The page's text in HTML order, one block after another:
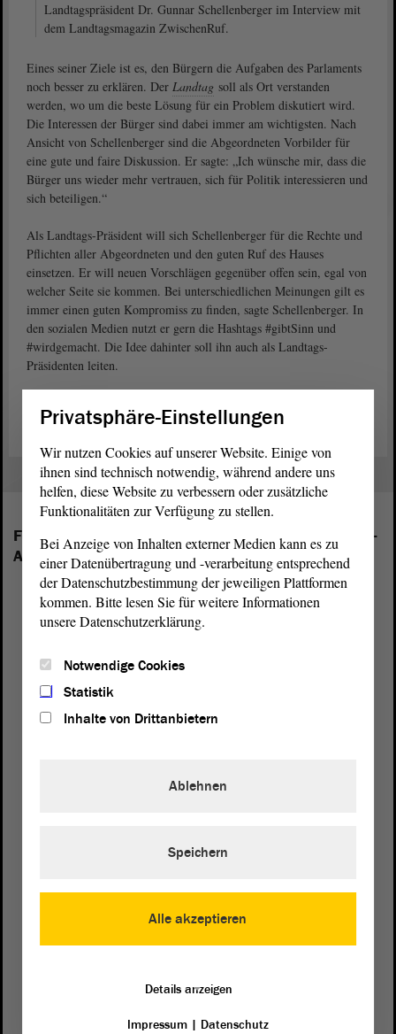
Landtagspräsident Dr. Gunnar Schellenberger im Interview mit
dem Landtagsmagazin ZwischenRuf.
Eines seiner Ziele ist es, den Bürgern die Aufgaben des Parlaments
noch besser zu erklären. Der Landtag soll als Ort verstanden
werden, wo um die beste Lösung für ein Problem diskutiert wird.
Die Interessen der Bürger sind dabei immer am wichtigsten. Nach
Ansicht von Schellenberger sind die Abgeordneten Vorbilder für
eine gute und faire Diskussion. Er sagte: „Ich wünsche mir, dass die
Bürger uns wieder mehr vertrauen, sich für Politik interessieren und
sich beteiligen.“
Als Landtags-Präsident will sich Schellenberger für die Rechte und
Pflichten aller Abgeordneten und den guten Ruf des Hauses
einsetzen. Er will neuen Vorschlägen gegenüber offen sein, egal von
welcher Seite sie kommen. Bei unterschiedlichen Meinungen gilt es
immer einen guten Kompromiss zu finden, sagte Schellenberger. In
den sozialen Medien nutzt er gern die Hashtags #gibtSinn und
#wirdgemacht. Die Idee dahinter soll ihn auch als Landtags-
Präsidenten leiten.
Folgende Fraktionen sind im Landtag von Sachsen-
Anhalt vertreten:
39104 Magdeburg
Wegbeschreibung
Auf Google Maps
Privatsphäre-Einstellungen
Wir nutzen Cookies auf unserer Website. Einige von
ihnen sind technisch notwendig, während andere uns
helfen, diese Website zu verbessern oder zusätzliche
Funktionalitäten zur Verfügung zu stellen.
Bei Anzeige von Inhalten externer Medien kann es zu
einer Datenübertragung und -verarbeitung entsprechend
der Datenschutzbestimmung der jeweiligen Plattformen
kommen. Bitte lesen Sie für weitere Informationen
unsere Datenschutzerklärung.
Notwendige Cookies
Statistik
Inhalte von Drittanbietern
Alle akzeptieren
Ablehnen
Speichern
Details anzeigen
Impressum| Datenschutz